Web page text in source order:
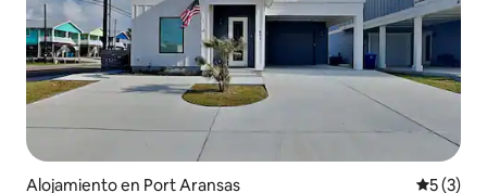
Alojamiento en Port Aransas 5 (3)